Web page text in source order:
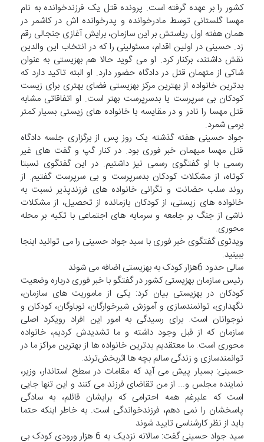
کشور را بر عهده گرفته است. پرونده قتل یک فرزندخوانده به نام
مهسا گلستانی توسط مادرخوانده و پدرخوانده اش در کاشمر در
همان هفته اول ریاستش بر این سازمان، برایش آغازی جنجالی رقم
زد. حسینی در اولین اقدام، مسئولینی را که در انتخاب این والدین
نقش داشتند، برکنار کرد. او می گوید حالا هم بهزیستی به عنوان
شاکی از متهمان قتل در دادگاه حضور دارد. او البته تاکید دارد که
بدترین خانواده از بهترین مرکز بهزیستی فضای بهتری برای زیست
کودکان بی سرپرست یا بدسرپرست بهتر است. او اتفاقاتی مشابه
قتل مهسا را نادر و در مقایسه با خانواده های زیستی بسیار کمتر
برمی شمرد.
جواد حسینی هفته گذشته یک روز پس از برگزاری جلسه دادگاه
قتل مهسا میهمان خبر فوری بود. در کنار گپ و گفت های غیر
رسمی با او گفتگوی رسمی نیز داشتیم. در این گفتگوی نسبتا
کوتاه، از مشکلات کودکان بدسرپرست و بی سرپرست گفتیم. از
روند سلب حضانت و نگرانی خانواده های فرزندپذیر نسبت به
خانواده های زیستی، از کودکان بازمانده از تحصیل، از مشکلات
ناشی از جنگ بر جامعه و سرمایه های اجتماعی با تکیه بر محله
محوری.
ویدئوی گفتگوی خبر فوری با سید جواد حسینی را می توانید اینجا
ببینید.
سالی حدود 6هزار کودک به بهزیستی اضافه می شوند
رئیس سازمان بهزیستی کشور در گفتگو با خبر فوری درباره وضعیت
کودکان در بهزیستی بیان کرد: یکی از ماموریت های سازمان،
نگهداری، توانمندسازی و آموزش شیرخوارگان، نوباوگان، کودکان و
نوجوانان است. برای رسیدگی به امور این افراد رویکرد اصلی
سازمان که از قبل وجود داشته و ما تشدیدش کردیم، خانواده
محوری است. ما معتقدیم بدترین خانواده ها از بهترین مراکز ما در
توانمندسازی و زندگی سالم بچه ها اثربخش‌ترند.
حسینی: بسیار پیش می آید که مقامات در سطح استاندار، وزیر،
نماینده مجلس و... از من تقاضای فرزند می کنند و این تنها جایی
است که علیرغم همه احترامی که برایشان قائلم، به سادگی
پاسخشان را نمی دهم، فرزندخواندگی است. به خاطر اینکه حتما
باید از نظر کارشناسی تایید شوند
سید جواد حسینی گفت: سالانه نزدیک به 6 هزار ورودی کودک بی